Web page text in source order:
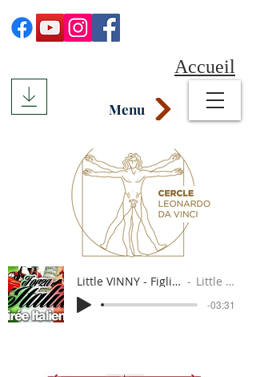
Accueil
Menu
Little VINNY - Figli dell'Italia Little Vinny
-03:31